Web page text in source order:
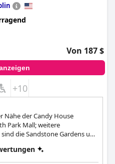
Von 187 $
+10
Nähe der Candy House
Park Mall; weitere
die Sandstone Gardens und